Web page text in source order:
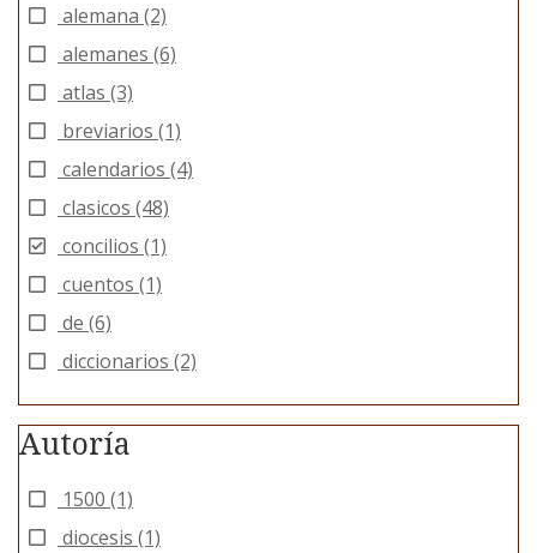
alemana (2)
alemanes (6)
atlas (3)
breviarios (1)
calendarios (4)
clasicos (48)
concilios (1)
cuentos (1)
de (6)
diccionarios (2)
Autoría
1500 (1)
diocesis (1)